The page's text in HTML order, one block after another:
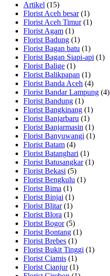
Artikel (15)
Florist Aceh besar(1)
Florist Aceh Timur(1)
Florist Agam (1)
Florist Badung (1)
Florist Bagan batu (1)
Florist Bagan Siapi-api (1)
Florist Balige (1)
Florist Balikpapan (1)
Florist Banda Aceh (4)
Florist Bandar Lampung (4)
Florist Bandung (1)
Florist Bangkinang (1)
Florist Banjarbaru (1)
Florist Banjarmasin (1)
Florist Banyuwangi (1)
Florist Batam (4)
Florist Batanghari (1)
Florist Batusangkar(1)
Florist Bekasi (5)
Florist Bengkulu (1)
Florist Bima (1)
Florist Binjai (1)
Florist Blitar(1)
Florist Blora (1)
Florist Bogor(5)
Florist Bontang (1)
Florist Brebes (1)
Florist Bukit Tinggi (1)
Florist Ciamis (1)
Florist Cianjur(1)